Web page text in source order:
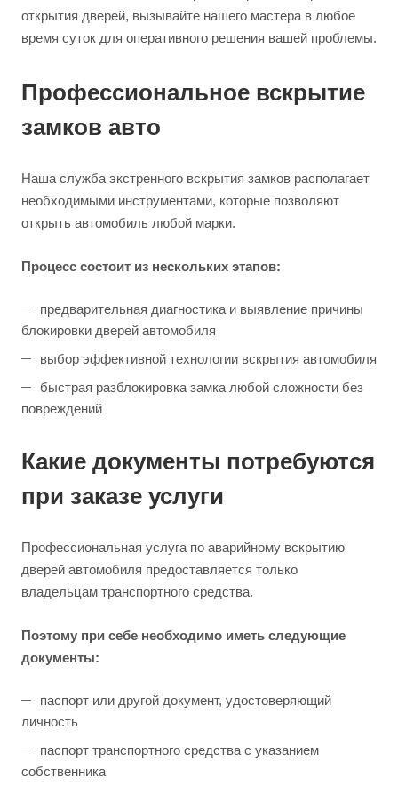
открытия дверей, вызывайте нашего мастера в любое
время суток для оперативного решения вашей проблемы.
Профессиональное вскрытие
замков авто
Наша служба экстренного вскрытия замков располагает
необходимыми инструментами, которые позволяют
открыть автомобиль любой марки.
Процесс состоит из нескольких этапов:
предварительная диагностика и выявление причины
блокировки дверей автомобиля
выбор эффективной технологии вскрытия автомобиля
быстрая разблокировка замка любой сложности без
повреждений
Какие документы потребуются
при заказе услуги
Профессиональная услуга по аварийному вскрытию
дверей автомобиля предоставляется только
владельцам транспортного средства.
Поэтому при себе необходимо иметь следующие
документы:
паспорт или другой документ, удостоверяющий
личность
паспорт транспортного средства с указанием
собственника